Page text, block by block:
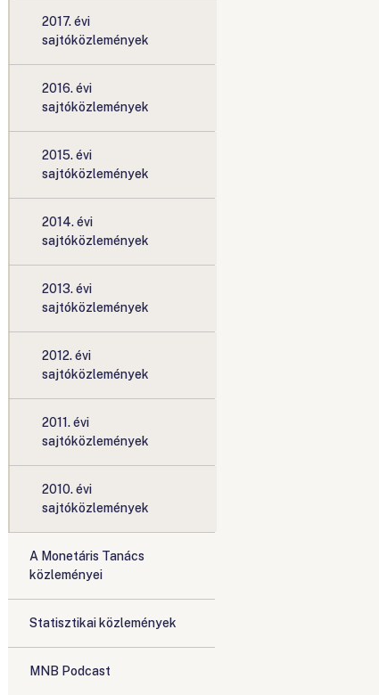
2017. évi
sajtóközlemények
2016. évi
sajtóközlemények
2015. évi
sajtóközlemények
2014. évi
sajtóközlemények
2013. évi
sajtóközlemények
2012. évi
sajtóközlemények
2011. évi
sajtóközlemények
2010. évi
sajtóközlemények
A Monetáris Tanács
közleményei
Statisztikai közlemények
MNB Podcast